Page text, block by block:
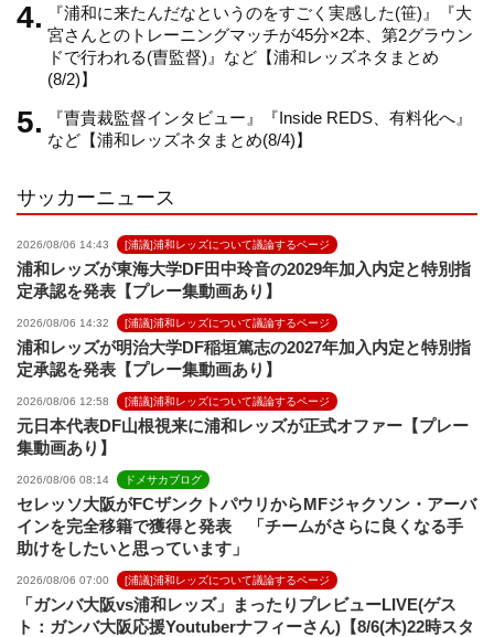
n
『浦和に来たんだなというのをすごく実感した(笹)』『大
宮さんとのトレーニングマッチが45分×2本、第2グラウン
ドで行われる(曺監督)』など【浦和レッズネタまとめ
(8/2)】
『曺貴裁監督インタビュー』『Inside REDS、有料化へ』
など【浦和レッズネタまとめ(8/4)】
サッカーニュース
2026/08/06 14:43 [浦議]浦和レッズについて議論するページ
浦和レッズが東海大学DF田中玲音の2029年加入内定と特別指
定承認を発表【プレー集動画あり】
2026/08/06 14:32 [浦議]浦和レッズについて議論するページ
浦和レッズが明治大学DF稲垣篤志の2027年加入内定と特別指
定承認を発表【プレー集動画あり】
2026/08/06 12:58 [浦議]浦和レッズについて議論するページ
元日本代表DF山根視来に浦和レッズが正式オファー【プレー
集動画あり】
2026/08/06 08:14 ドメサカブログ
セレッソ大阪がFCザンクトパウリからMFジャクソン・アーバ
インを完全移籍で獲得と発表 「チームがさらに良くなる手
助けをしたいと思っています」
2026/08/06 07:00 [浦議]浦和レッズについて議論するページ
「ガンバ大阪vs浦和レッズ」まったりプレビューLIVE(ゲス
ト：ガンバ大阪応援Youtuberナフィーさん)【8/6(木)22時スタ